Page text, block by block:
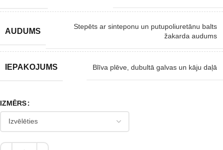
AUDUMS
Stepēts ar sinteponu un putupoliuretānu balts
žakarda audums
IEPAKOJUMS Blīva plēve, dubultā galvas un kāju daļā
IZMĒRS